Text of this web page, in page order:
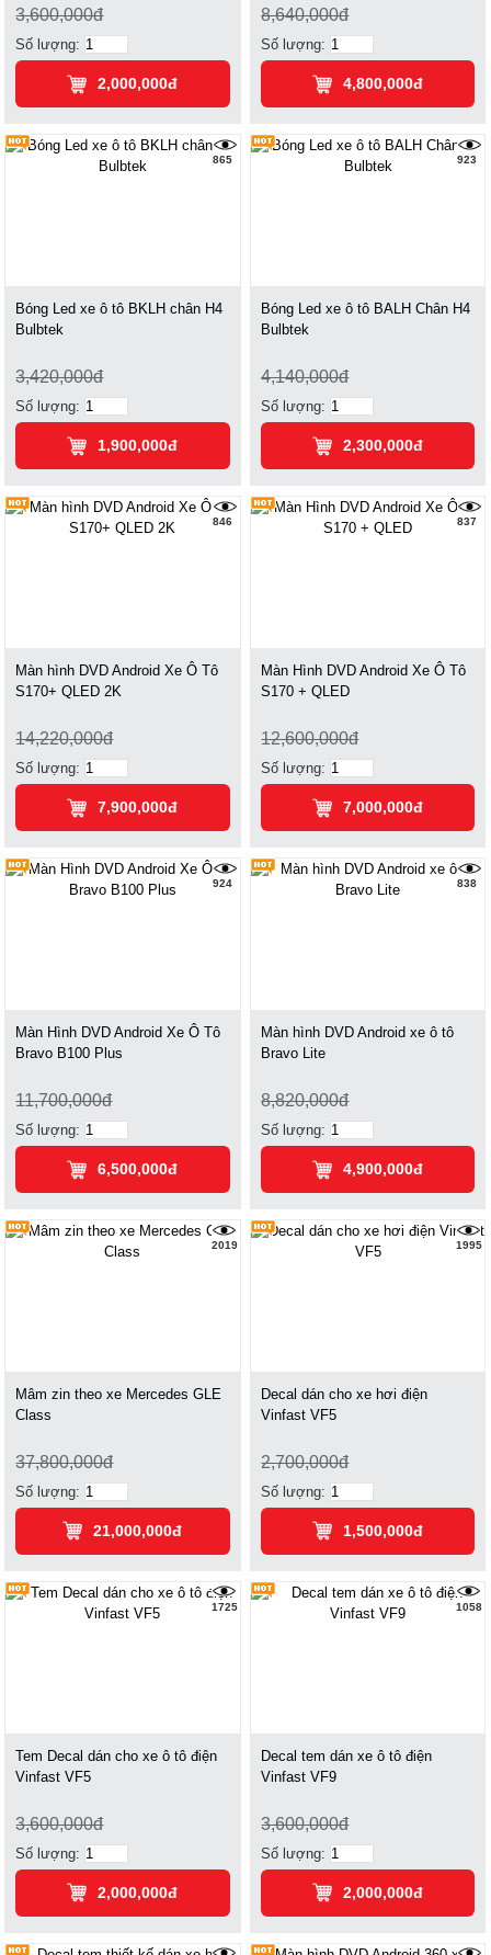
3,600,000đ
Số lượng:
2,000,000đ
8,640,000đ
Số lượng:
4,800,000đ
865
Bóng Led xe ô tô BKLH chân H4
Bulbtek
3,420,000đ
Số lượng:
1,900,000đ
923
Bóng Led xe ô tô BALH Chân H4
Bulbtek
4,140,000đ
Số lượng:
2,300,000đ
846
Màn hình DVD Android Xe Ô Tô
S170+ QLED 2K
14,220,000đ
Số lượng:
7,900,000đ
837
Màn Hình DVD Android Xe Ô Tô
S170 + QLED
12,600,000đ
Số lượng:
7,000,000đ
924
Màn Hình DVD Android Xe Ô Tô
Bravo B100 Plus
11,700,000đ
Số lượng:
6,500,000đ
838
Màn hình DVD Android xe ô tô
Bravo Lite
8,820,000đ
Số lượng:
4,900,000đ
2019
Mâm zin theo xe Mercedes GLE
Class
37,800,000đ
Số lượng:
21,000,000đ
1995
Decal dán cho xe hơi điện
Vinfast VF5
2,700,000đ
Số lượng:
1,500,000đ
1725
Tem Decal dán cho xe ô tô điện
Vinfast VF5
3,600,000đ
Số lượng:
2,000,000đ
1058
Decal tem dán xe ô tô điện
Vinfast VF9
3,600,000đ
Số lượng:
2,000,000đ